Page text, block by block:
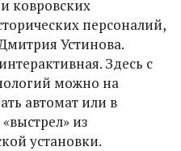
ковровских
персоналий,
Устинова.
Здесь с
можно на
автомат или в
из
установки.